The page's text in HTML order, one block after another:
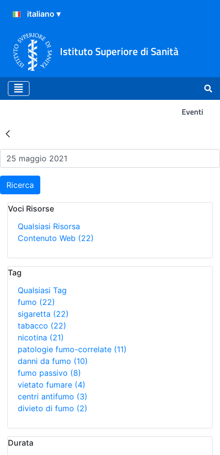
Istituto Superiore di Sanità
Eventi
Risultati della Ricerca -
Ricerca
Voci Risorse
Qualsiasi Risorsa
Contenuto Web (22)
Tag
Qualsiasi Tag
fumo (22)
sigaretta (22)
tabacco (22)
nicotina (21)
patologie fumo-correlate (11)
danni da fumo (10)
fumo passivo (8)
vietato fumare (4)
centri antifumo (3)
divieto di fumo (2)
Durata